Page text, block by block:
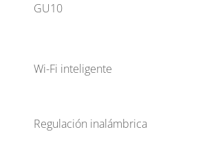
GU10
Wi-Fi inteligente
Regulación inalámbrica